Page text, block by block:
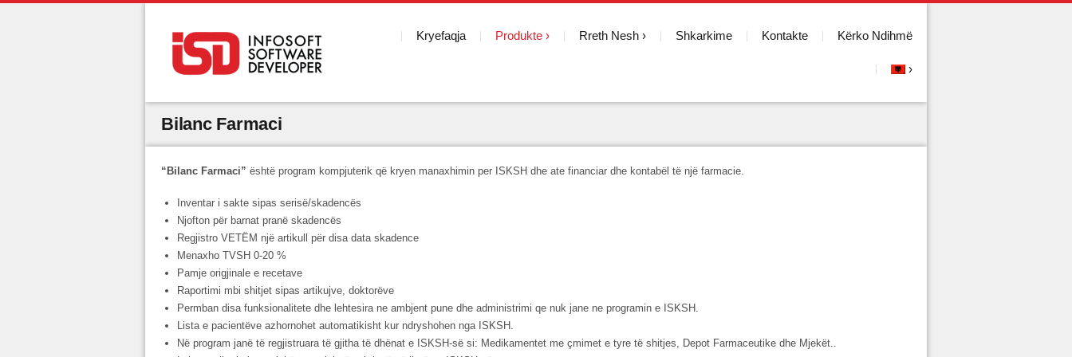
Kryefaqja Produkte Rreth Nesh Shkarkime Kontakte Kërko Ndihmë
Bilanc Farmaci
“Bilanc Farmaci” është program kompjuterik që kryen manaxhimin per ISKSH dhe ate financiar dhe kontabël të një farmacie.
Inventar i sakte sipas serisë/skadencës
Njofton për barnat pranë skadencës
Regjistro VETËM një artikull për disa data skadence
Menaxho TVSH 0-20 %
Pamje origjinale e recetave
Raportimi mbi shitjet sipas artikujve, doktorëve
Permban disa funksionalitete dhe lehtesira ne ambjent pune dhe administrimi qe nuk jane ne programin e ISKSH.
Lista e pacientëve azhornohet automatikisht kur ndryshohen nga ISKSH.
Në program janë të regjistruara të gjitha të dhënat e ISKSH-së si: Medikamentet me çmimet e tyre të shitjes, Depot Farmaceutike dhe Mjekët..